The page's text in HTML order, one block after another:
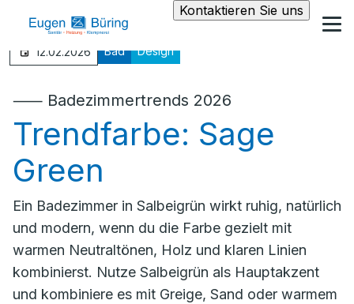
Kontaktieren Sie uns
12.02.2026 Bad Design
⸺ Badezimmertrends 2026
Trendfarbe: Sage
Green
Ein Badezimmer in Salbeigrün wirkt ruhig, natürlich
und modern, wenn du die Farbe gezielt mit
warmen Neutraltönen, Holz und klaren Linien
kombinierst. Nutze Salbeigrün als Hauptakzent
und kombiniere es mit Greige, Sand oder warmem